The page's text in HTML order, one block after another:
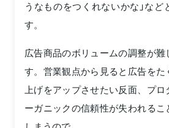
うなものをつくれないかな」など
す。
広告商品のボリュームの調整が難
す。営業観点から見ると広告をた
上げをアップさせたい反面、プ
ーガニックの信頼性が失われるこ